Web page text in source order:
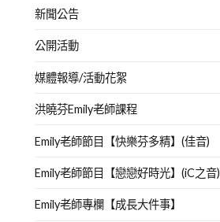
新聞公告
公開活動
媒體報導/活動花絮
洪曉芬Emily老師課程
Emily老師節目【快樂芬多精】(佳音)
Emily老師節目【戀戀好時光】(iC之音)
Emily老師專欄【成長大件事】